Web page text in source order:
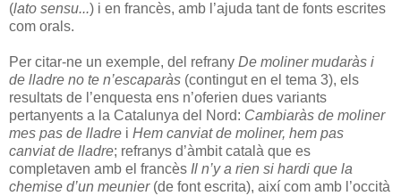
(lato sensu...) i en francès, amb l’ajuda tant de fonts escrites
com orals.
Per citar-ne un exemple, del refrany De moliner mudaràs i
de lladre no te n’escaparàs (contingut en el tema 3), els
resultats de l’enquesta ens n’oferien dues variants
pertanyents a la Catalunya del Nord: Cambiaràs de moliner
mes pas de lladre i Hem canviat de moliner, hem pas
canviat de lladre; refranys d’àmbit català que es
completaven amb el francès Il n’y a rien si hardi que la
chemise d’un meunier(de font escrita), així com amb l’occità